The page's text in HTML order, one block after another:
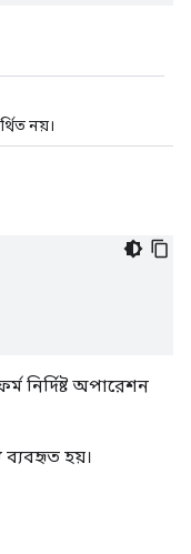
নয়।
নির্দিষ্ট অপারেশন
ব্যবহৃত হয়।